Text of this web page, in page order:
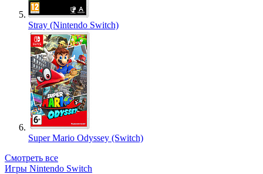
Stray (Nintendo Switch)
Super Mario Odyssey (Switch)
Смотреть все
Игры Nintendo Switch